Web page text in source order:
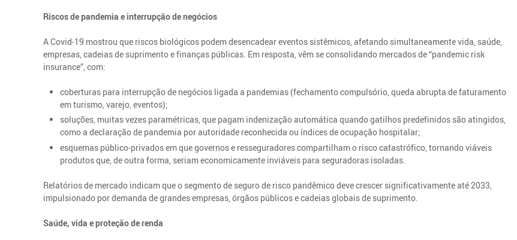
Riscos de pandemia e interrupção de negócios
A Covid‑19 mostrou que riscos biológicos podem desencadear eventos sistêmicos, afetando simultaneamente vida, saúde,
empresas, cadeias de suprimento e finanças públicas. Em resposta, vêm se consolidando mercados de “pandemic risk
insurance”, com:
coberturas para interrupção de negócios ligada a pandemias (fechamento compulsório, queda abrupta de faturamento
em turismo, varejo, eventos);
soluções, muitas vezes paramétricas, que pagam indenização automática quando gatilhos predefinidos são atingidos,
como a declaração de pandemia por autoridade reconhecida ou índices de ocupação hospitalar;
esquemas público‑privados em que governos e resseguradores compartilham o risco catastrófico, tornando viáveis
produtos que, de outra forma, seriam economicamente inviáveis para seguradoras isoladas.
Relatórios de mercado indicam que o segmento de seguro de risco pandêmico deve crescer significativamente até 2033,
impulsionado por demanda de grandes empresas, órgãos públicos e cadeias globais de suprimento.
Saúde, vida e proteção de renda